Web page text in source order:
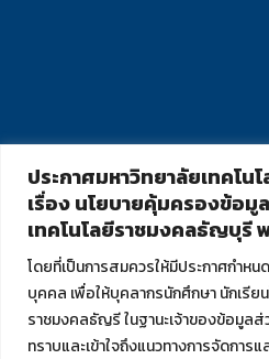
ประกาศมหาวิทยาลัยเทคโ
เรื่อง นโยบายคุ้มครองข้อ
เทคโนโลยีราชมงคลธัญบุรี
โดยที่เป็นการสมควรให้มีประกาศกำห
บุคคล เพื่อให้บุคลากรนักศึกษา นักเรีย
ราชมงคลธัญรี ในฐานะเจ้าของข้อมูล
ทราบและเข้าใจถึงแนวทางการจัดกา